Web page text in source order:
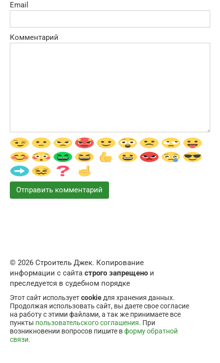
Email
Комментарий
© 2026 Строитель Джек. Копирование
информации с сайта строго запрещено и
преследуется в судебном порядке
Этот сайт используетcookie для хранения данных.
Продолжая использовать сайт, вы даете свое согласие
на работу с этими файлами, а так же принимаете все
пункты пользовательского соглашения. При
возникновении вопросов пишите вформу обратной
связи.